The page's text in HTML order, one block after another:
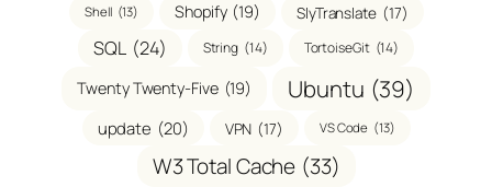
Shell (13) Shopify (19) SlyTranslate (17)
SQL (24) String (14) TortoiseGit (14)
Twenty Twenty-Five (19) Ubuntu (39)
update (20) VPN (17) VS Code (13)
W3 Total Cache (33)